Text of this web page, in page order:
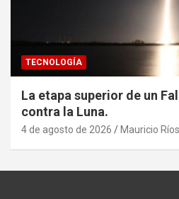
TECNOLOGÍA
La etapa superior de un
contra la Luna.
4 de agosto de 2026 Mauricio Ríos